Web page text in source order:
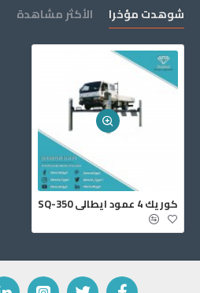
شوهدت مؤخرا الأكثر مشاهدة
كوريك 4 عمود ايطالي SQ-350